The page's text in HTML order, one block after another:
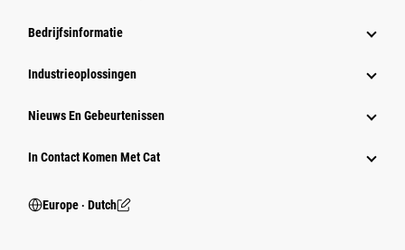
Bedrijfsinformatie
Industrieoplossingen
Nieuws En Gebeurtenissen
In Contact Komen Met Cat
Europe ‧ Dutch